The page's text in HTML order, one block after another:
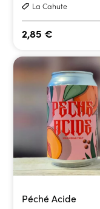
La Cahute
2,85€
Péché Acide